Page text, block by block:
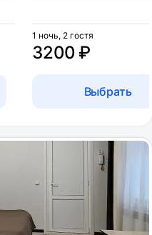
3200 ₽
1 ночь, 2 гостя
Выбрать